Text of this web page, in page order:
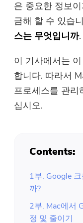
무료 사진
무료 PDF 압
은 중요한 정보
금해 할 수 있습
스는 무엇입니까.
이 기사에서는
합니다. 따라서
프로세스를 관리
십시오.
Contents:
1부. Google
까?
2부. Mac에서
정 및 줄이기